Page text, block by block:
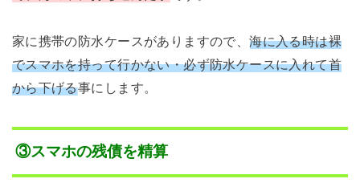
家に携帯の防水ケースがありますので、海に入る時は裸
でスマホを持って行かない・必ず防水ケースに入れて首
から下げる事にします。
③スマホの残債を精算